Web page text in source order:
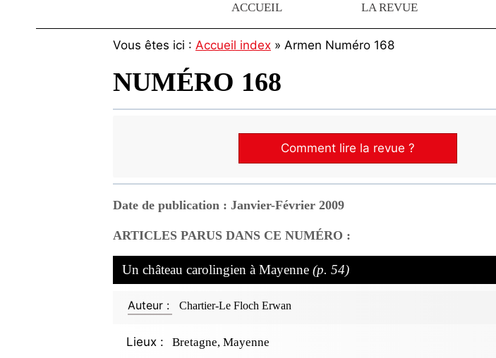
ACCUEIL LA REVUE
Vous êtes ici : Accueil index » Armen Numéro 168
NUMÉRO 168
Comment lire la revue ?
Date de publication : Janvier-Février 2009
ARTICLES PARUS DANS CE NUMÉRO :
Un château carolingien à Mayenne (p. 54)
Auteur : Chartier-Le Floch Erwan
Lieux : Bretagne, Mayenne